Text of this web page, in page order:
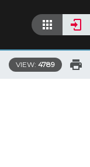
VIEW: 4789